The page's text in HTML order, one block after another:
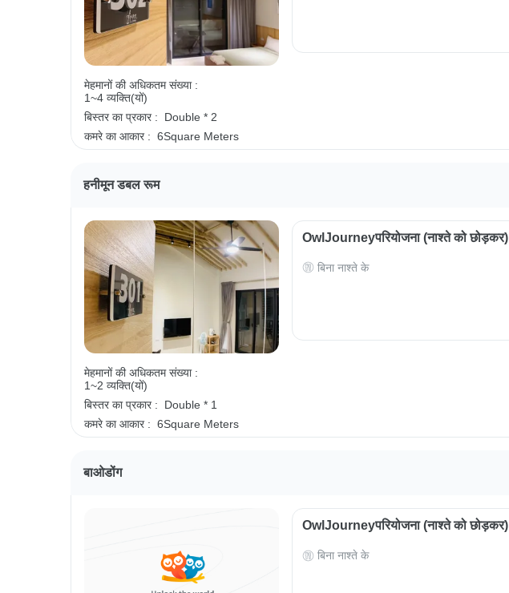
मेहमानों की अधिकतम संख्या :
1~4 व्यक्ति(यों)
बिस्तर का प्रकार :
Double * 2
कमरे का आकार : 6Square Meters
हनीमून डबल रूम
मेहमानों की अधिकतम संख्या :
1~2 व्यक्ति(यों)
बिस्तर का प्रकार :
Double * 1
कमरे का आकार : 6Square Meters
OwlJourneyपरियोजना (नाश्ते को छोड़कर)
बिना नाश्ते के
बाओडोंग
OwlJourneyपरियोजना (नाश्ते को छोड़कर)
बिना नाश्ते के